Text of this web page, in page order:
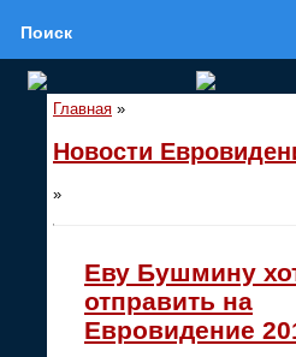
Поиск
Главная »
Новости
»
Еву Бушмину
отправить на
Евровидение